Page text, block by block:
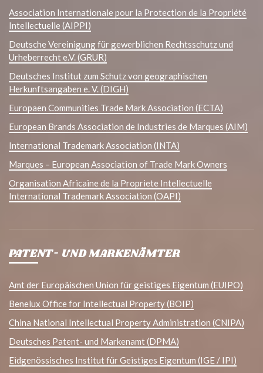
Association Internationale pour la Protection de la Propriété
Intellectuelle (AIPPI)
Deutsche Vereinigung für gewerblichen Rechtsschutz und
Urheberrecht e.V. (GRUR)
Deutsches Institut zum Schutz von geographischen
Herkunftsangaben e. V. (DIGH)
Europaen Communities Trade Mark Association (ECTA)
European Brands Association de Industries de Marques (AIM)
International Trademark Association (INTA)
Marques – European Association of Trade Mark Owners
Organisation Africaine de la Propriete Intellectuelle
International Trademark Association (OAPI)
PATENT- UND MARKENÄMTER
Amt der Europäischen Union für geistiges Eigentum (EUIPO)
Benelux Office for Intellectual Property (BOIP)
China National Intellectual Property Administration (CNIPA)
Deutsches Patent- und Markenamt (DPMA)
Eidgenössisches Institut für Geistiges Eigentum (IGE / IPI)